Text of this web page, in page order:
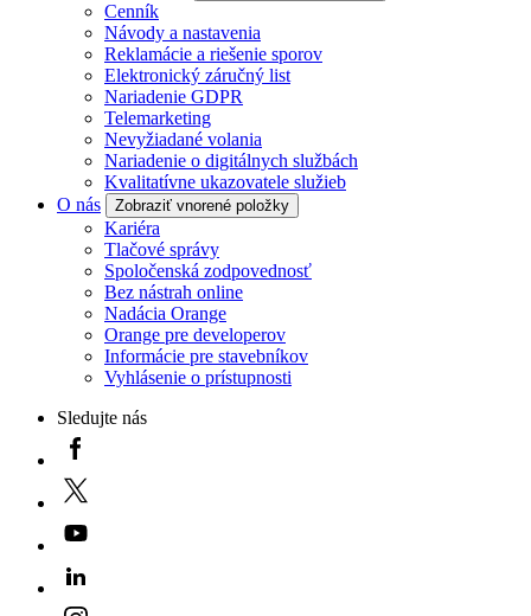
Cenník
Návody a nastavenia
Reklamácie a riešenie sporov
Elektronický záručný list
Nariadenie GDPR
Telemarketing
Nevyžiadané volania
Nariadenie o digitálnych službách
Kvalitatívne ukazovatele služieb
O nás
Zobraziť vnorené položky
Kariéra
Tlačové správy
Spoločenská zodpovednosť
Bez nástrah online
Nadácia Orange
Orange pre developerov
Informácie pre stavebníkov
Vyhlásenie o prístupnosti
Sledujte nás